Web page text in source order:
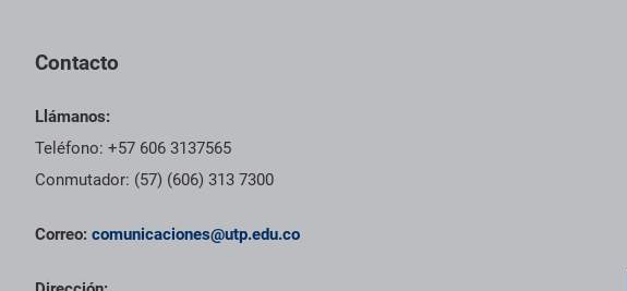
Contacto
Llámanos:
Teléfono: +57 606 3137565
Conmutador: (57) (606) 313 7300
Correo: comunicaciones@utp.edu.co